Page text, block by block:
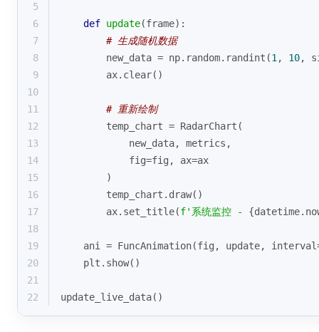
5
6
def update(frame):
7
# 生成随机数据
8
        new_data = np.random.randint(
1 , 10,
9
        ax.clear()
10
11
# 重新绘制
12
        temp_chart = RadarChart(
13
            new_data, metrics,
14
            fig=fig, ax=ax
15
        )
16
        temp_chart.draw()
17
        ax.set_title(
f'系统监控 -
18
19
ani = FuncAnimation(fig, update,
20
    plt.show()
21
22
update_live_data()